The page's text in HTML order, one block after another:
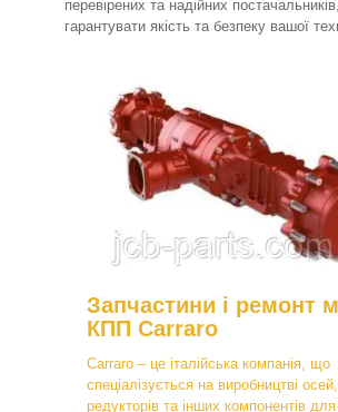
перевірених та надійних
гарантувати якість та безпеку вашої
Запчастини і ремонт
КПП Carraro
Carraro – це італійська компанія, що
спеціалізується на виробництві осей,
редукторів та інших компонентів для